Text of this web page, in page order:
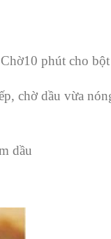
phút cho
chờ dầu vừa
dầu